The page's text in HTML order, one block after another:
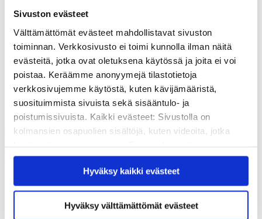
Sivuston evästeet
Välttämättömät evästeet mahdollistavat sivuston
toiminnan. Verkkosivusto ei toimi kunnolla ilman näitä
evästeitä, jotka ovat oletuksena käytössä ja joita ei voi
poistaa. Keräämme anonyymejä tilastotietoja
verkkosivujemme käytöstä, kuten kävijämääristä,
suosituimmista sivuista sekä sisääntulo- ja
poistumissivuista. Kaikki evästeet: Sivustolla on
kolmansien osapuolien sisältöjä, kuten videoita, jotka
saattaa estää näiden sisältöjen näkymisen.
Hyväksymällä kaikki evästeet varmistat, että kaikki
sisältö on käytettävissäsi.
Hyväksy kaikki evästeet
Hyväksy välttämättömät evästeet
Historia
Töihin meille?
Turvallisemman tilan periaatteet
Yhteystiedot
Medialle
Tee lahjoitus
Kvs-säätiön verkkokauppa
Yhteystiedot
Tilaa uutiskirje
Koulutukset